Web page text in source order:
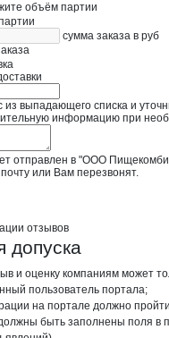
объём партии
сумма заказа в руб
из выпадающего списка и
информацию при
отправлен в "ООО
или Вам перезвонят.
отзывов
допуска
и оценку компаниям может
пользователь портала;
на портале должно
быть заполнены поля в